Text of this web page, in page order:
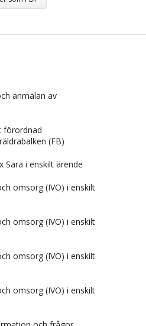
anmälan av
förordnad
(FB)
i enskilt ärende
omsorg (IVO) i enskilt
omsorg (IVO) i enskilt
omsorg (IVO) i enskilt
omsorg (IVO) i enskilt